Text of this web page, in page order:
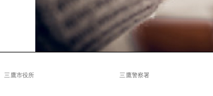
三鷹市役所 三鷹警察署